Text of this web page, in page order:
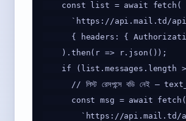
    const list = await fetch(
`https://api.mail.td/
{ headers: {
    ).then(r => r.json());
if (list.messages.length
// লিস্ট রেসপন্সে বডি নেই —
      const msg = await fetch(
`https://